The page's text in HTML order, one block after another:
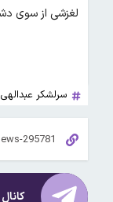
لغزشی از سوی
سرلشکر عبدالهی